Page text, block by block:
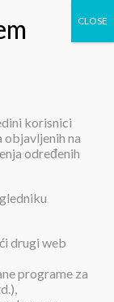
za
za
korisnici
objavljenih na
određenih
drugi web
programe za